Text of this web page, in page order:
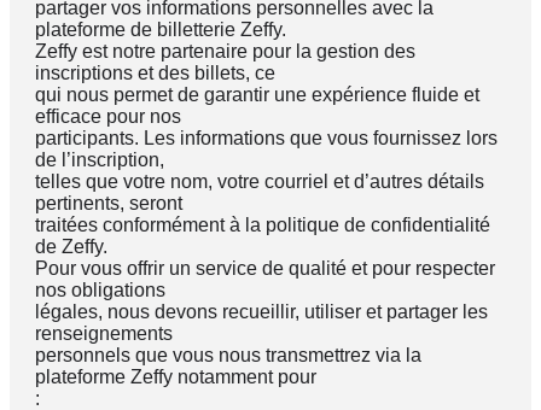
partager vos informations personnelles avec la
plateforme de billetterie Zeffy.
Zeffy est notre partenaire pour la gestion des
inscriptions et des billets, ce
qui nous permet de garantir une expérience fluide et
efficace pour nos
participants. Les informations que vous fournissez lors
de l’inscription,
telles que votre nom, votre courriel et d’autres détails
pertinents, seront
traitées conformément à la politique de confidentialité
de Zeffy.
Pour vous offrir un service de qualité et pour respecter
nos obligations
légales, nous devons recueillir, utiliser et partager les
renseignements
personnels que vous nous transmettrez via la
plateforme Zeffy notamment pour
: